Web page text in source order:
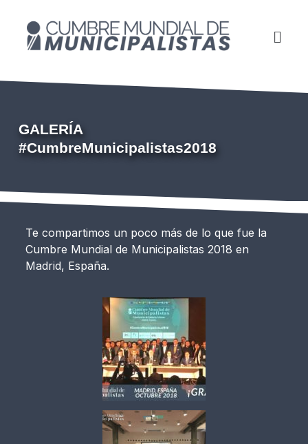
GALERÍA
#CumbreMunicipalistas2018
Te compartimos un poco más de lo que fue la
Cumbre Mundial de Municipalistas 2018 en
Madrid, España.